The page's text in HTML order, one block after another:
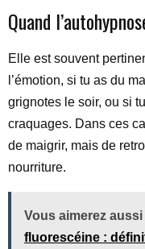
Quand
Elle est souvent
l’émotion, si tu as du
grignotes le soir, ou si
craquages. Dans ces
de maigrir, mais de
nourriture.
Vous aimerez aussi
fluorescéine :